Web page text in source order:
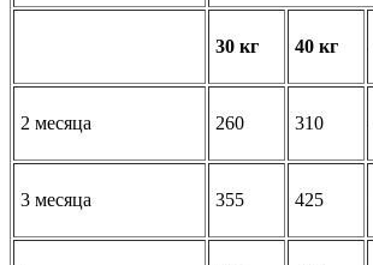
30 кг 40 кг
2 месяца 260 310
3 месяца 355 425